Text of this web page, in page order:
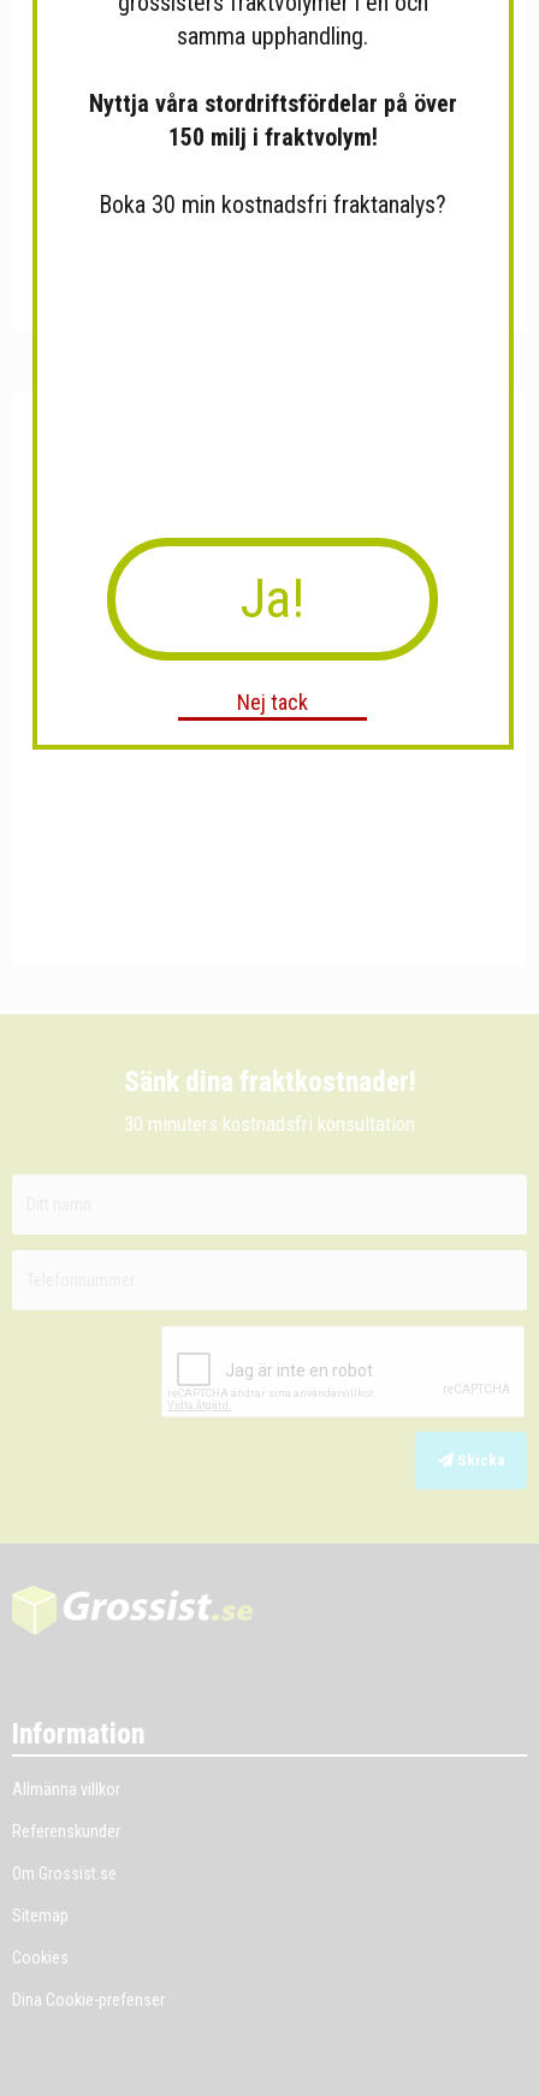
Sänk dina fraktkostnader!
30 minuters kostnadsfri konsultation
Skicka
Information
Allmänna villkor
Referenskunder
Om Grossist.se
Sitemap
Cookies
Dina Cookie-prefenser
samma upphandling.
Nyttja våra stordriftsfördelar på över
150 milj i fraktvolym!
Boka 30 min kostnadsfri fraktanalys?
Ja!
Nej tack